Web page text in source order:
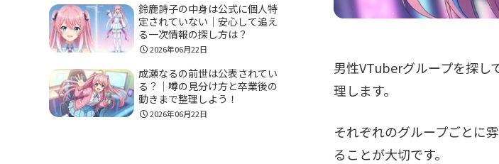
男性VTuberグループを探し
理します。
それぞれのグループごとに
ることが大切です。
鈴鹿詩子の中身は公式に個人特
定されていない｜安心して追え
る一次情報の探し方は？
2026年06月22日
成瀬なるの前世は公表されてい
る？｜噂の見分け方と卒業後の
動きまで整理しよう！
2026年06月22日